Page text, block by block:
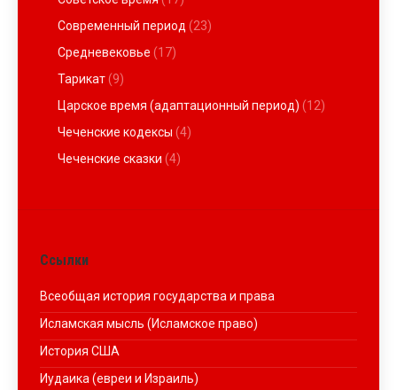
Современный период (23)
Средневековье (17)
Тарикат(9)
Царское время (адаптационный период) (12)
Чеченские кодексы (4)
Чеченские сказки (4)
Ссылки
Всеобщая история государства и права
Исламская мысль (Исламское право)
История США
Иудаика (евреи и Израиль)